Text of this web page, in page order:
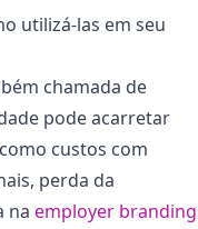
utilizá-las em seu
chamada de
pode acarretar
custos com
perda da
na employer branding